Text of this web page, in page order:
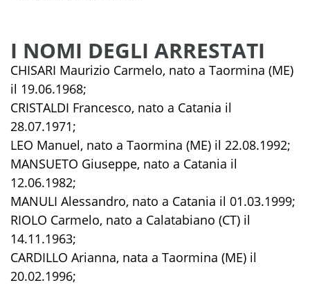
I NOMI DEGLI ARRESTATI
CHISARI Maurizio Carmelo, nato a Taormina (ME)
il 19.06.1968;
CRISTALDI Francesco, nato a Catania il
28.07.1971;
LEO Manuel, nato a Taormina (ME) il 22.08.1992;
MANSUETO Giuseppe, nato a Catania il
12.06.1982;
MANULI Alessandro, nato a Catania il 01.03.1999;
RIOLO Carmelo, nato a Calatabiano (CT) il
14.11.1963;
CARDILLO Arianna, nata a Taormina (ME) il
20.02.1996;